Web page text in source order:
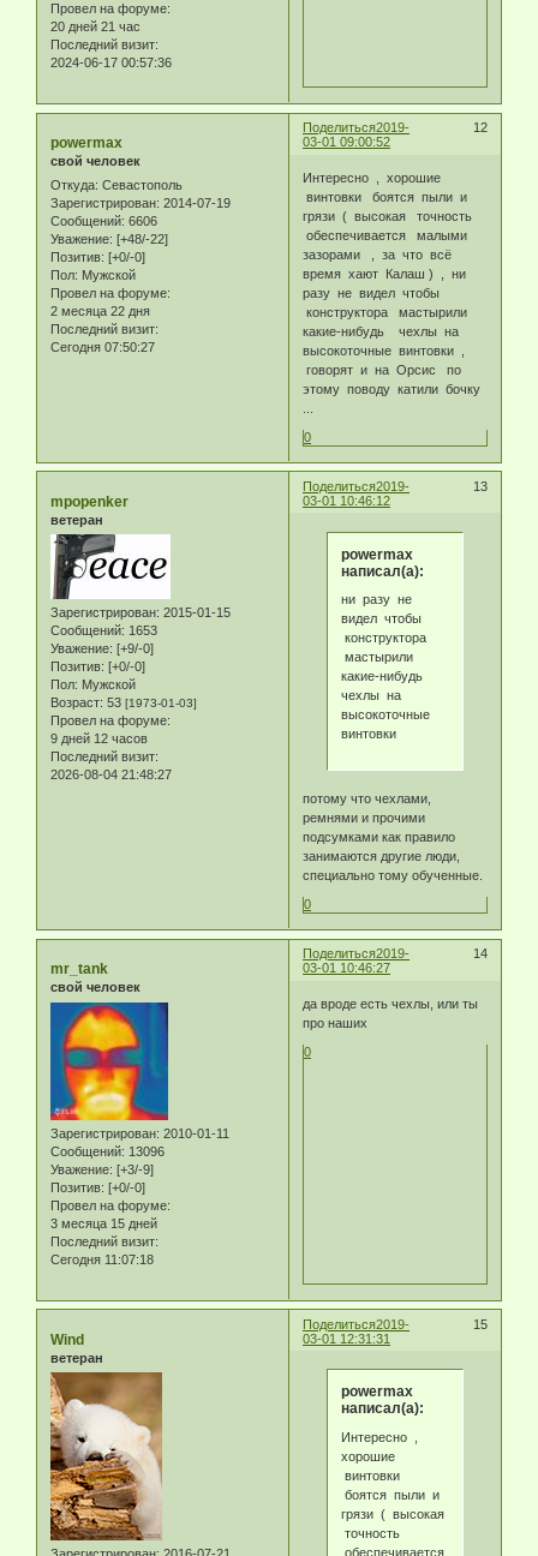
Провел на форуме:
20 дней 21 час
Последний визит:
2024-06-17 00:57:36
Поделиться 12
2019-
03-01 09:00:52
powermax
свой человек
Откуда: Севастополь
Зарегистрирован: 2014-07-19
Сообщений: 6606
Уважение: [+48/-22]
Позитив: [+0/-0]
Пол: Мужской
Провел на форуме:
2 месяца 22 дня
Последний визит:
Сегодня 07:50:27
Интересно , хорошие
винтовки боятся пыли и
грязи ( высокая точность
обеспечивается малыми
зазорами , за что всё
время хают Калаш ) , ни
разу не видел чтобы
конструктора мастырили
какие-нибудь чехлы на
высокоточные винтовки ,
говорят и на Орсис по
этому поводу катили бочку
0
Поделиться 13
2019-
03-01 10:46:12
mpopenker
ветеран
Зарегистрирован: 2015-01-15
Сообщений: 1653
Уважение: [+9/-0]
Позитив: [+0/-0]
Пол: Мужской
Возраст: 53 [1973-01-03]
Провел на форуме:
9 дней 12 часов
Последний визит:
2026-08-04 21:48:27
powermax
написал(а):
ни разу не
видел чтобы
конструктора
мастырили
какие-нибудь
чехлы на
высокоточные
винтовки
потому что чехлами,
ремнями и прочими
подсумками как правило
занимаются другие люди,
специально тому обученные.
0
Поделиться 14
2019-
03-01 10:46:27
mr_tank
свой человек
Зарегистрирован: 2010-01-11
Сообщений: 13096
Уважение: [+3/-9]
Позитив: [+0/-0]
Провел на форуме:
3 месяца 15 дней
Последний визит:
Сегодня 11:07:18
да вроде есть чехлы, или ты
про наших
0
Поделиться 15
2019-
03-01 12:31:31
Wind
ветеран
powermax
написал(а):
Интересно ,
хорошие
винтовки
боятся пыли и
грязи ( высокая
точность
обеспечивается